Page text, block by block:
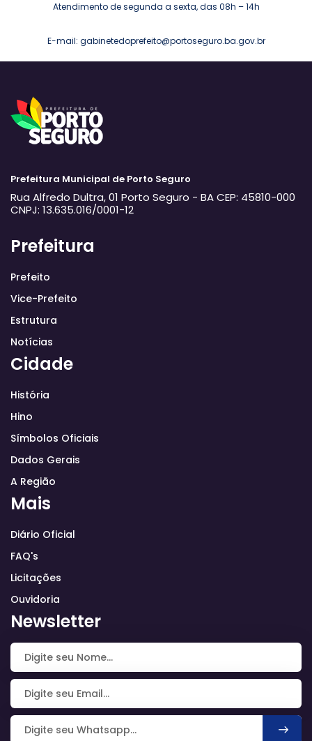
Atendimento de segunda a sexta, das 08h – 14h
E-mail: gabinetedoprefeito@portoseguro.ba.gov.br
Prefeitura Municipal de Porto Seguro
Rua Alfredo Dultra, 01 Porto Seguro - BACEP: 45810-000
CNPJ: 13.635.016/0001-12
Prefeitura
Prefeito
Vice-Prefeito
Estrutura
Notícias
Cidade
História
Hino
Símbolos Oficiais
Dados Gerais
A Região
Mais
Diário Oficial
FAQ's
Licitações
Ouvidoria
Newsletter